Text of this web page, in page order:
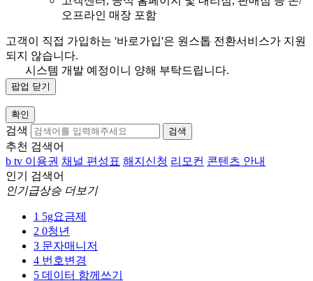
오프라인 매장 포함
고객이 직접 가입하는 '바로가입'은 원스톱 전환서비스가 지원
되지 않습니다.
시스템 개발 예정이니 양해 부탁드립니다.
팝업 닫기
확인
검색 검색
추천 검색어
b tv 이용권 채널 편성표 해지신청 리모컨 콘텐츠 안내
인기 검색어
인기급상승 더보기
1 5g요금제
2 0청년
3 문자매니저
4 번호변경
5 데이터 함께쓰기